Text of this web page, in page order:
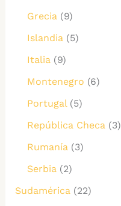
Grecia(9)
Islandia(5)
Italia(9)
Montenegro (6)
Portugal(5)
República Checa(3)
Rumanía(3)
Serbia(2)
Sudamérica(22)